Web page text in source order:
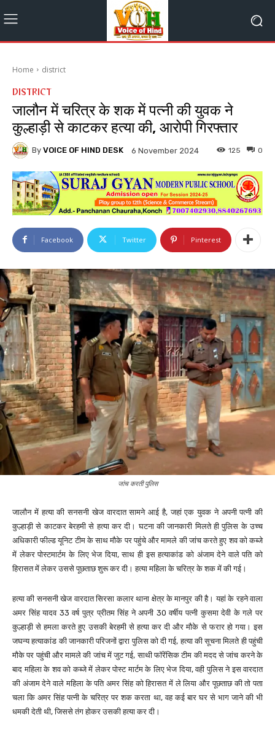
Home district
DISTRICT
जालौन में चरित्र के शक में पत्नी की युवक ने
कुल्हाड़ी से काटकर हत्या की, आरोपी गिरफ्तार
By VOICE OF HIND DESK 6 November 2024 0
125
Facebook Twitter Pinterest
जांच करती पुलिस
जालौन में हत्या की सनसनी खेज वारदात सामने आई है, जहां एक युवक ने अपनी पत्नी की
कुल्हाड़ी से काटकर बेरहमी से हत्या कर दी। घटना की जानकारी मिलते ही पुलिस के उच्च
अधिकारी फील्ड यूनिट टीम के साथ मौके पर पहुंचे और मामले की जांच करते हुए शव को कब्जे
में लेकर पोस्टमार्टम के लिए भेज दिया, साथ ही इस हत्याकांड को अंजाम देने वाले पति को
हिरासत में लेकर उससे पूछताछ शुरू कर दी। हत्या महिला के चरित्र के शक में की गई।
हत्या की सनसनी खेज वारदात सिरसा कलार थाना क्षेत्र के मानपुर की है। यहां के रहने वाला
अमर सिंह यादव 33 वर्ष पुत्र प्रीतम सिंह ने अपनी 30 वर्षीय पत्नी कुसमा देवी के गले पर
कुल्हाड़ी से हमला करते हुए उसकी बेरहमी से हत्या कर दी और मौके से फरार हो गया। इस
जघन्य हत्याकांड की जानकारी परिजनों द्वारा पुलिस को दी गई, हत्या की सूचना मिलते ही पहुंची
मौके पर पहुंची और मामले की जांच में जुट गई, साथी फॉरेंसिक टीम की मदद से जांच करने के
बाद महिला के शव को कब्जे में लेकर पोस्ट मार्टम के लिए भेज दिया, वही पुलिस ने इस वारदात
की अंजाम देने वाले महिला के पति अमर सिंह को हिरासत में ले लिया और पूछताछ की तो पता
चला कि अमर सिंह पत्नी के चरित्र पर शक करता था, वह कई बार घर से भाग जाने की भी
धमकी देती थी, जिससे तंग होकर उसकी हत्या कर दी।